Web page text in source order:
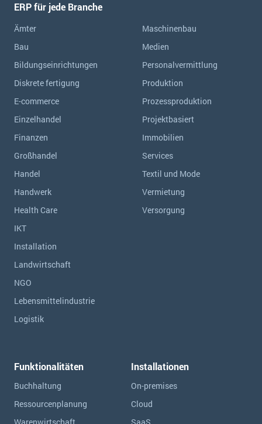
ERP für jede Branche
Ämter
Bau
Bildungseinrichtungen
Diskrete fertigung
E-commerce
Einzelhandel
Finanzen
Großhandel
Handel
Handwerk
Health Care
IKT
Installation
Landwirtschaft
NGO
Lebensmittelindustrie
Logistik
Maschinenbau
Medien
Personalvermittlung
Produktion
Prozessproduktion
Projektbasiert
Immobilien
Services
Textil und Mode
Vermietung
Versorgung
Funktionalitäten
Buchhaltung
Ressourcen­planung
Installationen
On-premises
Cloud